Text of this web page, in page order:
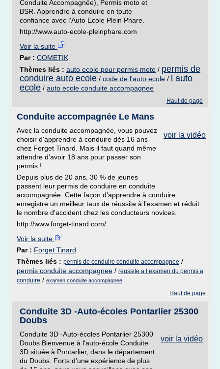
Conduite Accompagnée), Permis moto et
BSR. Apprendre à conduire en toute
confiance avec l'Auto Ecole Plein Phare.
http://www.auto-ecole-pleinphare.com
Voir la suite
Par : COMETIK
Thèmes liés : auto ecole pour permis moto / permis de
conduire auto ecole / code de l'auto ecole /
l auto
ecole / auto ecole conduite accompagnee
Haut de page
Conduite accompagnée Le Mans
voir la vidéo
Avec la conduite accompagnée, vous pouvez
choisir d'apprendre à conduire dès 16 ans
chez Forget Tinard. Mais il faut quand même
attendre d'avoir 18 ans pour passer son
permis !
Depuis plus de 20 ans, 30 % de jeunes
passent leur permis de conduire en conduite
accompagnée. Cette façon d'apprendre à conduire
enregistre un meilleur taux de réussite à l'examen et réduit
le nombre d'accident chez les conducteurs novices.
http://www.forget-tinard.com/
Voir la suite
Par : Forget Tinard
Thèmes liés : permis de conduire conduite accompagnee /
permis conduite accompagnee / reussite a l examen du permis a
conduire / examen conduite accompagnee
Haut de page
Conduite 3D -Auto-écoles Pontarlier 25300
Doubs
voir la vidéo
Conduite 3D -Auto-écoles Pontarlier 25300
Doubs Bienvenue à l'auto-école Conduite
3D située à Pontarlier, dans le département
du Doubs. Forts d'une expérience de plus